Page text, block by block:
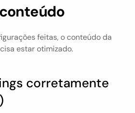
feitas, o conteúdo da
estar otimizado.
corretamente